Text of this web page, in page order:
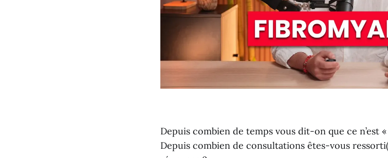
Depuis combien de temps vous dit-on que ce n’est
Depuis combien de consultations êtes-vous